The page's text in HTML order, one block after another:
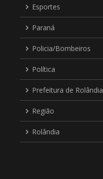
Esportes
Paraná
Policia/Bombeiros
Política
Prefeitura de Rolândia
Região
Rolândia